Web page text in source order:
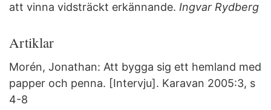
att vinna vidsträckt erkännande. Ingvar Rydberg
Artiklar
Morén, Jonathan: Att bygga sig ett hemland med
papper och penna. [Intervju]. Karavan 2005:3, s
4-8